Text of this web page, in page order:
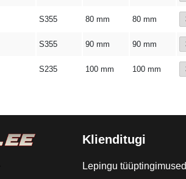
S355 80 mm 80 mm
S355 90 mm 90 mm
S235 100 mm 100 mm
Klienditugi
Lepingu tüüptingimused